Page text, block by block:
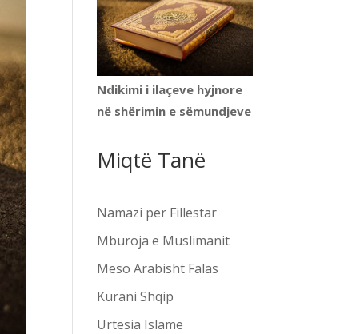
Ndikimi i ilaçeve hyjnore
në shërimin e sëmundjeve
Miqtë Tanë
Namazi per Fillestar
Mburoja e Muslimanit
Meso Arabisht Falas
Kurani Shqip
Urtësia Islame